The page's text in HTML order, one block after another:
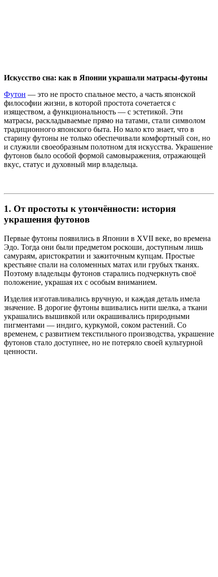
Искусство сна: как в Японии украшали матрасы-футоны
Футон — это не просто спальное место, а часть японской
философии жизни, в которой простота сочетается с
изяществом, а функциональность — с эстетикой. Эти
матрасы, раскладываемые прямо на татами, стали символом
традиционного японского быта. Но мало кто знает, что в
старину футоны не только обеспечивали комфортный сон, но
и служили своеобразным полотном для искусства. Украшение
футонов было особой формой самовыражения, отражающей
вкус, статус и духовный мир владельца.
1. От простоты к утончённости: история
украшения футонов
Первые футоны появились в Японии в XVII веке, во времена
Эдо. Тогда они были предметом роскоши, доступным лишь
самураям, аристократии и зажиточным купцам. Простые
крестьяне спали на соломенных матах или грубых тканях.
Поэтому владельцы футонов старались подчеркнуть своё
положение, украшая их с особым вниманием.
Изделия изготавливались вручную, и каждая деталь имела
значение. В дорогие футоны вшивались нити шелка, а ткани
украшались вышивкой или окрашивались природными
пигментами — индиго, куркумой, соком растений. Со
временем, с развитием текстильного производства, украшение
футонов стало доступнее, но не потеряло своей культурной
ценности.